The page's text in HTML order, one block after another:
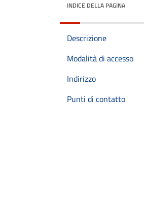
INDICE DELLA PAGINA
Descrizione
Modalità di accesso
Indirizzo
Punti di contatto